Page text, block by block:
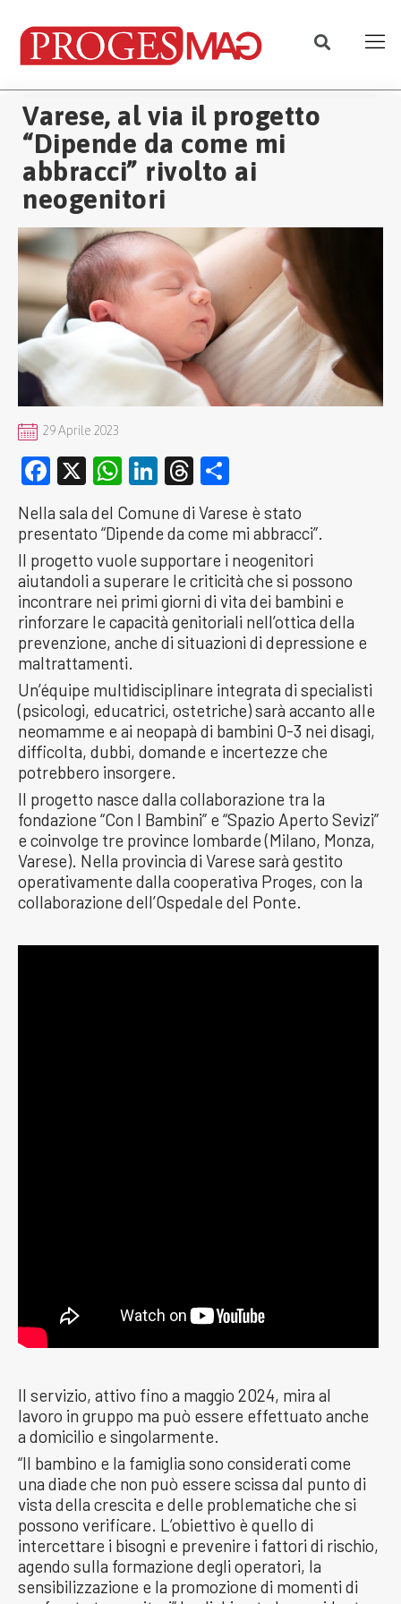
Varese, al via il progetto
“Dipende da come mi
abbracci” rivolto ai
neogenitori
29 Aprile 2023
Facebook
X WhatsApp
LinkedIn
Threads
Nella sala del Comune di Varese è stato
presentato “Dipende da come mi abbracci”.
Il progetto vuole supportare i neogenitori
aiutandoli a superare le criticità che si possono
incontrare nei primi giorni di vita dei bambini e
rinforzare le capacità genitoriali nell’ottica della
prevenzione, anche di situazioni di depressione e
maltrattamenti.
Un’équipe multidisciplinare integrata di specialisti
(psicologi, educatrici, ostetriche) sarà accanto alle
neomamme e ai neopapà di bambini 0-3 nei disagi,
difficolta, dubbi, domande e incertezze che
potrebbero insorgere.
Il progetto nasce dalla collaborazione tra la
fondazione “Con I Bambini” e “Spazio Aperto Sevizi”
e coinvolge tre province lombarde (Milano, Monza,
Varese). Nella provincia di Varese sarà gestito
operativamente dalla cooperativa Proges, con la
collaborazione dell’Ospedale del Ponte.
Il servizio, attivo fino a maggio 2024, mira al
lavoro in gruppo ma può essere effettuato anche
a domicilio e singolarmente.
“Il bambino e la famiglia sono considerati come
una diade che non può essere scissa dal punto di
vista della crescita e delle problematiche che si
possono verificare. L’obiettivo è quello di
intercettare i bisogni e prevenire i fattori di rischio,
agendo sulla formazione degli operatori, la
sensibilizzazione e la promozione di momenti di